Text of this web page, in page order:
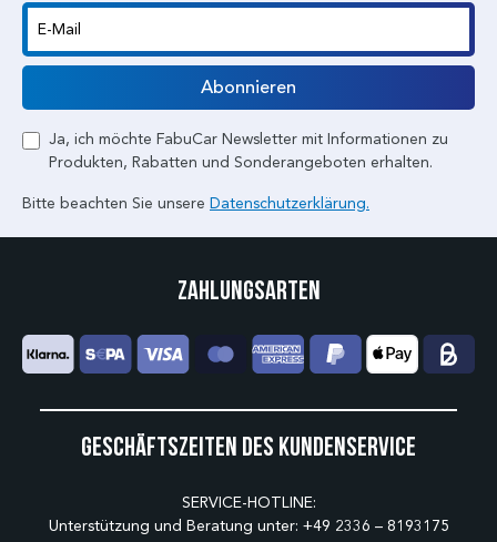
E-Mail
Abonnieren
Ja, ich möchte FabuCar Newsletter mit Informationen zu
Produkten, Rabatten und Sonderangeboten erhalten.
Bitte beachten Sie unsere Datenschutzerklärung.
Geschäftszeiten des Kundenservice
SERVICE-HOTLINE:
Unterstützung und Beratung unter: +49 2336 – 8193175
Zahlungsarten